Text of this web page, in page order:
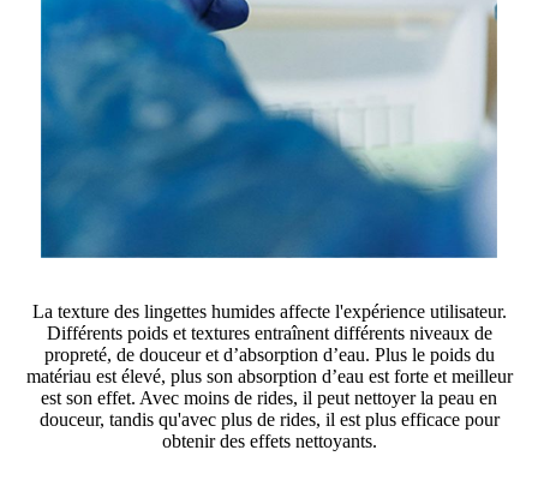
La texture des lingettes humides affecte l'expérience utilisateur.
Différents poids et textures entraînent différents niveaux de
propreté, de douceur et d’absorption d’eau. Plus le poids du
matériau est élevé, plus son absorption d’eau est forte et meilleur
est son effet. Avec moins de rides, il peut nettoyer la peau en
douceur, tandis qu'avec plus de rides, il est plus efficace pour
obtenir des effets nettoyants.